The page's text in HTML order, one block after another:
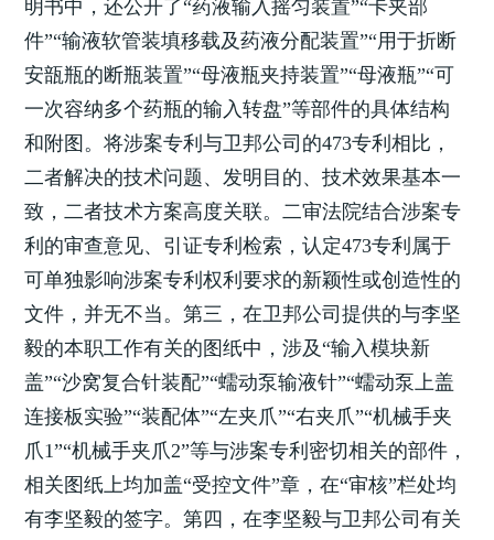
明书中，还公开了“药液输入摇匀装置”“卡夹部
件”“输液软管装填移载及药液分配装置”“用于折断
安瓿瓶的断瓶装置”“母液瓶夹持装置”“母液瓶”“可
一次容纳多个药瓶的输入转盘”等部件的具体结构
和附图。将涉案专利与卫邦公司的473专利相比，
二者解决的技术问题、发明目的、技术效果基本一
致，二者技术方案高度关联。二审法院结合涉案专
利的审查意见、引证专利检索，认定473专利属于
可单独影响涉案专利权利要求的新颖性或创造性的
文件，并无不当。第三，在卫邦公司提供的与李坚
毅的本职工作有关的图纸中，涉及“输入模块新
盖”“沙窝复合针装配”“蠕动泵输液针”“蠕动泵上盖
连接板实验”“装配体”“左夹爪”“右夹爪”“机械手夹
爪1”“机械手夹爪2”等与涉案专利密切相关的部件，
相关图纸上均加盖“受控文件”章，在“审核”栏处均
有李坚毅的签字。第四，在李坚毅与卫邦公司有关